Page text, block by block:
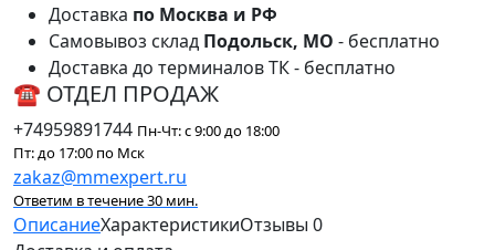
Доставка по Москва и РФ
Самовывоз склад Подольск, МО - бесплатно
Доставка до терминалов ТК - бесплатно
☎ ОТДЕЛ ПРОДАЖ
+74959891744 Пн-Чт: с 9:00 до 18:00
Пт: до 17:00 по Мск
zakaz@mmexpert.ru
Ответим в течение 30 мин.
ОписаниеХарактеристикиОтзывы 0